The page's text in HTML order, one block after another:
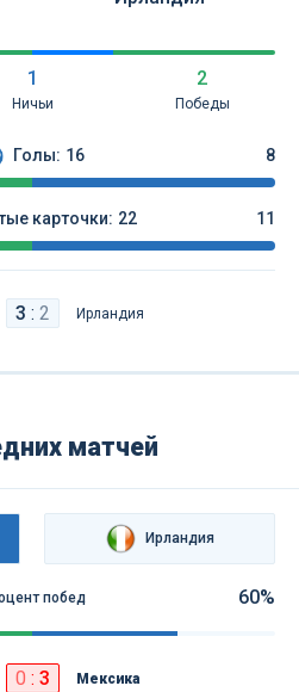
1
Ничьи
2
Победы
Голы: 16 8
карточки: 22 11
3 : 2 Ирландия
матчей
Ирландия
побед 60%
0 : 3 Мексика